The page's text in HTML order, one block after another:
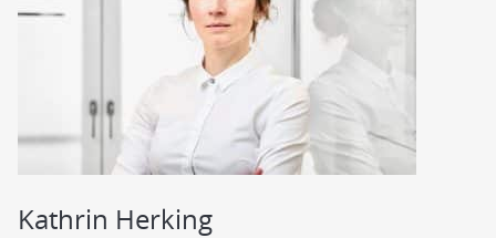
Kathrin Herking